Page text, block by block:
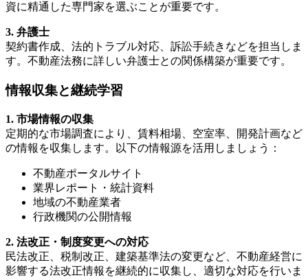
資に精通した専門家を選ぶことが重要です。
3. 弁護士
契約書作成、法的トラブル対応、訴訟手続きなどを担当しま
す。不動産法務に詳しい弁護士との関係構築が重要です。
情報収集と継続学習
1. 市場情報の収集
定期的な市場調査により、賃料相場、空室率、開発計画など
の情報を収集します。以下の情報源を活用しましょう：
不動産ポータルサイト
業界レポート・統計資料
地域の不動産業者
行政機関の公開情報
2. 法改正・制度変更への対応
民法改正、税制改正、建築基準法の変更など、不動産経営に
影響する法改正情報を継続的に収集し、適切な対応を行いま